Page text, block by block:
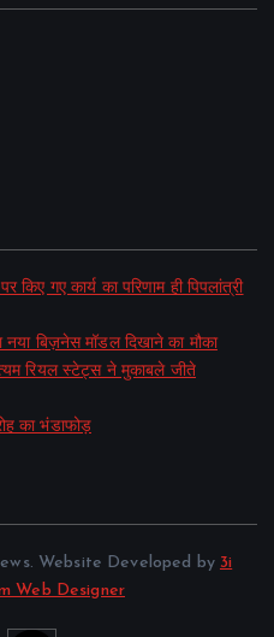
किए गए कार्य का परिणाम ही पिपलांत्री
नया बिज़नेस मॉडल दिखाने का मौका
रियल स्टेट्स ने मुकाबले जीते
का भंडाफोड़
Website Developed by 3i
Web Designer